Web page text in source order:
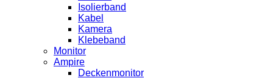
Isolierband
Kabel
Kamera
Klebeband
Monitor
Ampire
Deckenmonitor